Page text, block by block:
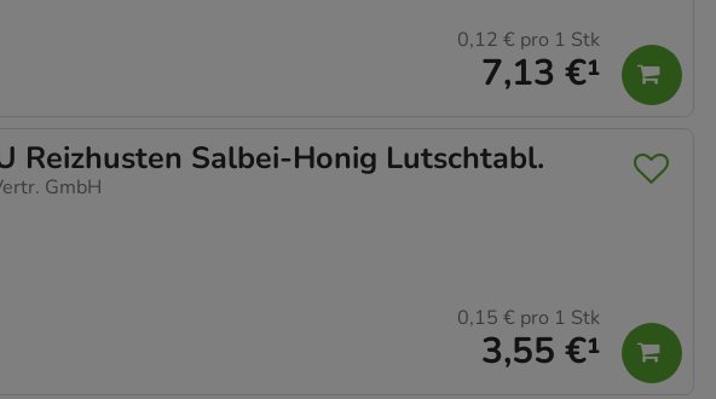
7,13 €¹
0,12 € pro 1 Stk
Reizhusten Salbei-Honig Lutschtabl.
GmbH
3,55 €¹
0,15 € pro 1 Stk